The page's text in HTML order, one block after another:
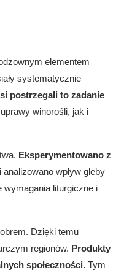
elementem
systematycznie
postrzegali to zadanie
winorośli, jak i
Eksperymentowano z
wpływ gleby
wymagania liturgiczne i
Dzięki temu
regionów. Produkty
społeczności. Tym